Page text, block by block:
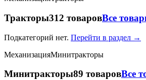
Тракторы312 товаровВсе
Подкатегорий нет. Перейти в раздел →
МеханизацияМинитракторы
Минитракторы89 товаровВсе